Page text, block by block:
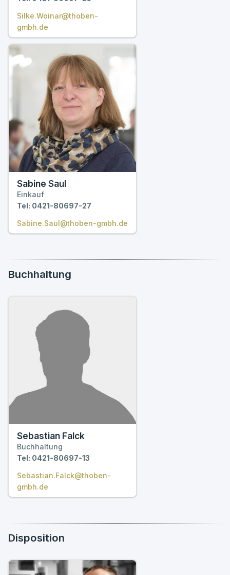
Silke.Woinar@thoben-
gmbh.de
Sabine Saul
Einkauf
Tel: 0421-80697-27
Sabine.Saul@thoben-gmbh.de
Buchhaltung
Sebastian Falck
Buchhaltung
Tel: 0421-80697-13
Sebastian.Falck@thoben-
gmbh.de
Disposition